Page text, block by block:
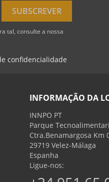
tal, consulte a nossa
confidencialidade
INFORMAÇÃO DA
INNPO PT
Parque
Ctra.Benamargosa Km
29719 Velez-Málaga
Espanha
Ligue-nos: